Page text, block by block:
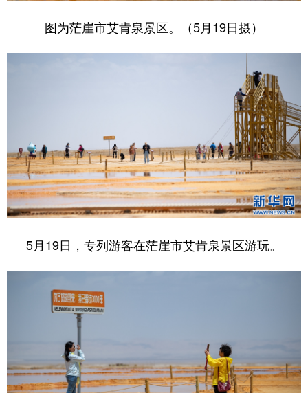
图为茫崖市艾肯泉景区。（5月19日摄）
5月19日，专列游客在茫崖市艾肯泉景区游玩。